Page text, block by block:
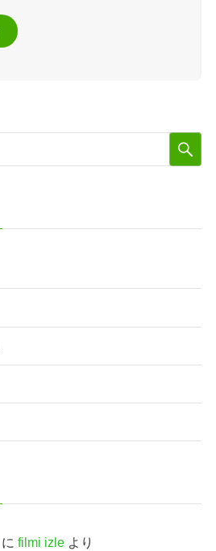
に filmi izleより